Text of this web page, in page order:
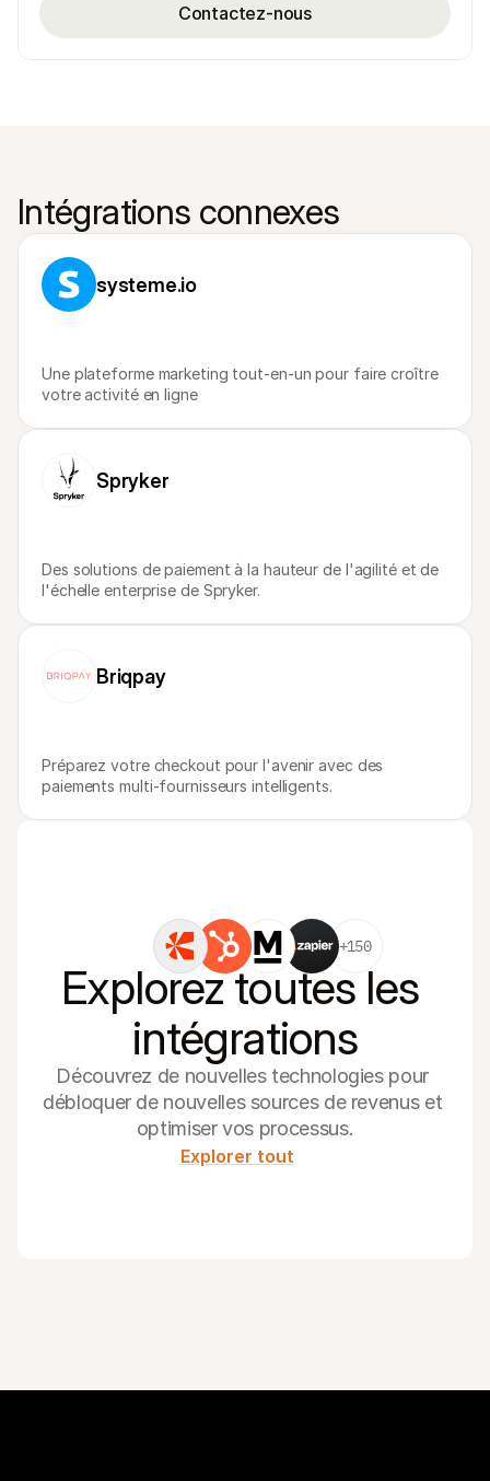
Contactez-nous
Intégrations connexes
systeme.io
Une plateforme marketing tout-en-un pour faire croître
votre activité en ligne
Spryker
Des solutions de paiement à la hauteur de l'agilité et de
l'échelle enterprise de Spryker.
Briqpay
Préparez votre checkout pour l'avenir avec des
paiements multi-fournisseurs intelligents.
+150
Explorez toutes les
intégrations
Découvrez de nouvelles technologies pour
débloquer de nouvelles sources de revenus et
optimiser vos processus.
Explorer tout